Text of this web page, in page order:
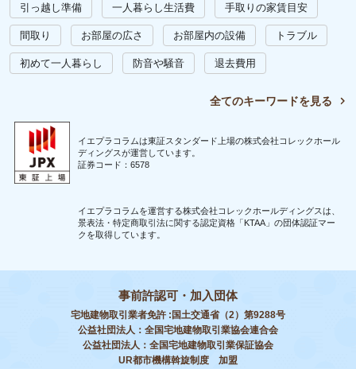
引っ越し準備 一人暮らし生活費 手取りの家賃目安
間取り お部屋の広さ お部屋内の設備 トラブル
初めて一人暮らし 防音や騒音 退去費用
全てのキーワードを見る
イエプラコラムは東証スタンダード上場の株式会社コレックホール
ディングスが運営しています。
証券コード：6578
イエプラコラムを運営する株式会社コレックホールディングスは、
景表法・特定商取引法に関する認定資格「KTAA」の団体認証マー
クを取得しています。
事前許認可・加入団体
宅地建物取引業者免許 :国土交通省（2）第9288号
公益社団法人：全国宅地建物取引業協会連合会
公益社団法人：全国宅地建物取引業保証協会
UR都市機構斡旋制度 加盟